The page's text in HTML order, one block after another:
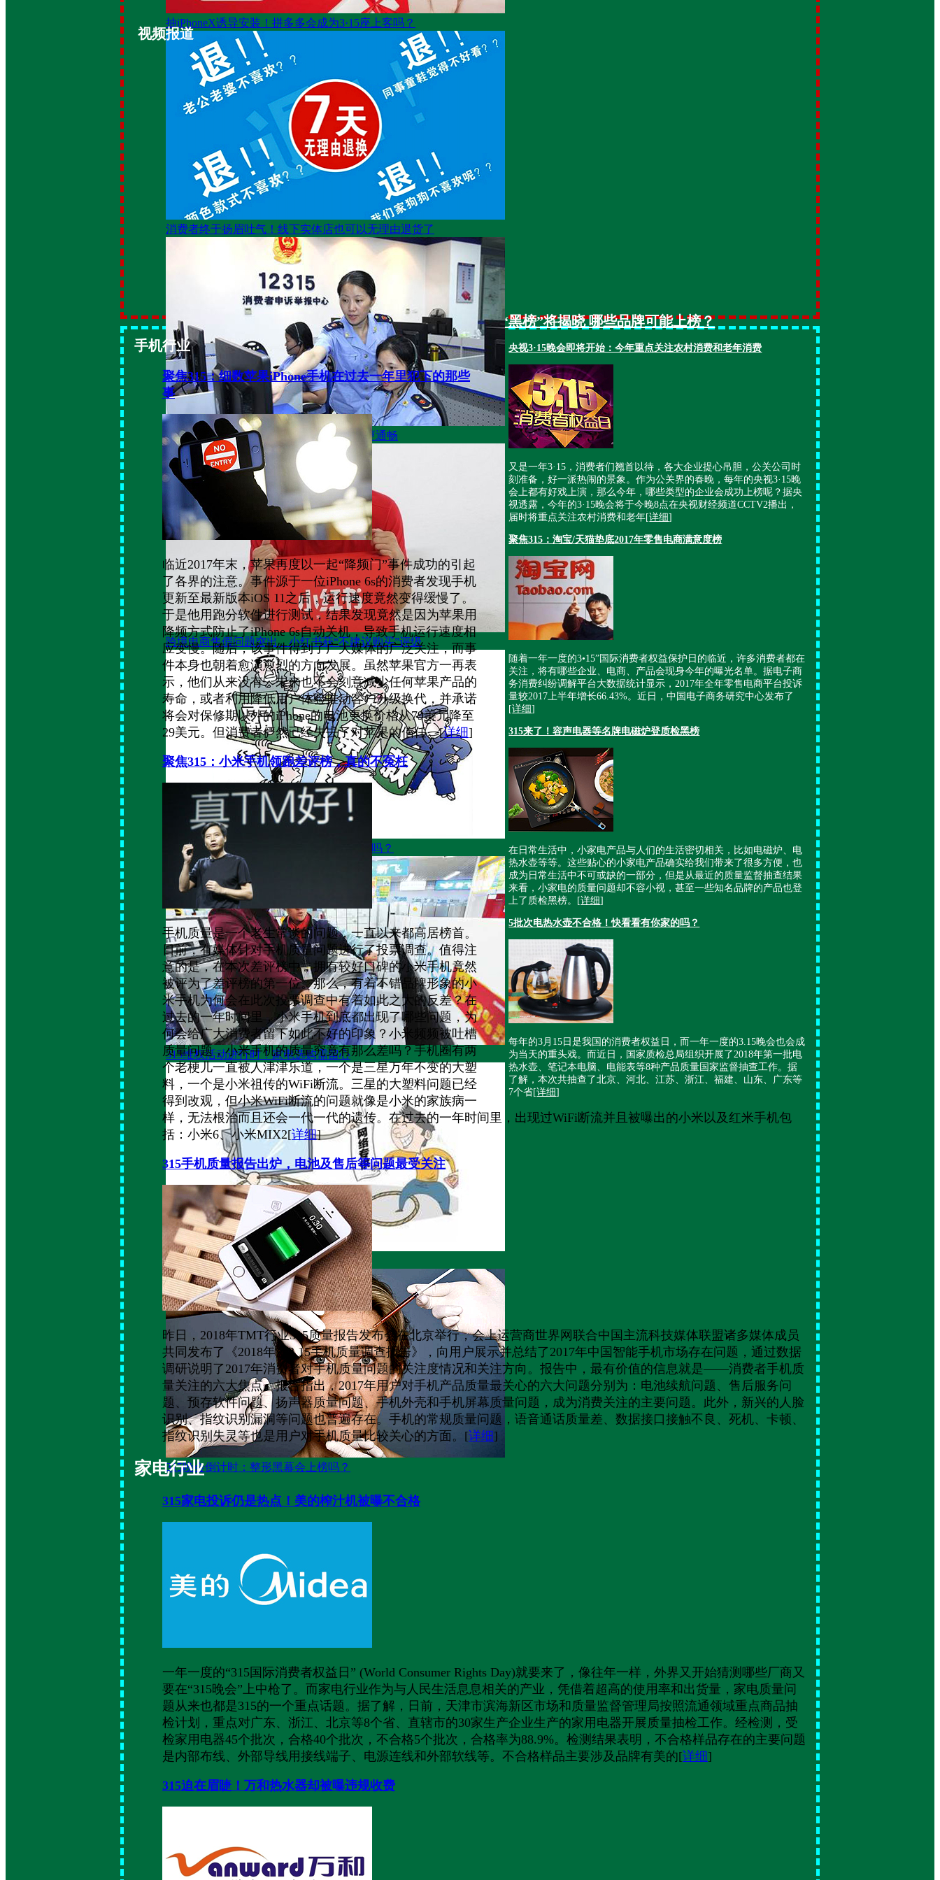
抽iPhoneX诱导安装！拼多多会成为3·15座上客吗？
消费者终于扬眉吐气！线下实体店也可以无理由退货了
聚焦3.15 ：12315平台大升级 投诉渠道将更通畅
跨境电商售假问题突出，小红书获“不建议购买”评级
聚焦315：生活中的“霸王条款”，你中招了吗？
315维权活动进行时！家电选购需留心
又到一年3.15，“电商专供版”家电有猫腻
315晚会倒计时：整形黑幕会上榜吗？
视频报道
315“黑榜”将揭晓 哪些品牌可能上榜？
央视3·15晚会即将开始：今年重点关注农村消费和老年消费
又是一年3·15，消费者们翘首以待，各大企业提心吊胆，公关公司时
刻准备，好一派热闹的景象。作为公关界的春晚，每年的央视3·15晚
会上都有好戏上演，那么今年，哪些类型的企业会成功上榜呢？据央
视透露，今年的3·15晚会将于今晚8点在央视财经频道CCTV2播出，
届时将重点关注农村消费和老年[详细]
聚焦315：淘宝/天猫垫底2017年零售电商满意度榜
随着一年一度的3•15”国际消费者权益保护日的临近，许多消费者都在
关注，将有哪些企业、电商、产品会现身今年的曝光名单。据电子商
务消费纠纷调解平台大数据统计显示，2017年全年零售电商平台投诉
量较2017上半年增长66.43%。近日，中国电子商务研究中心发布了
[详细]
315来了！容声电器等名牌电磁炉登质检黑榜
在日常生活中，小家电产品与人们的生活密切相关，比如电磁炉、电
热水壶等等。这些贴心的小家电产品确实给我们带来了很多方便，也
成为日常生活中不可或缺的一部分，但是从最近的质量监督抽查结果
来看，小家电的质量问题却不容小视，甚至一些知名品牌的产品也登
上了质检黑榜。[详细]
5批次电热水壶不合格！快看看有你家的吗？
每年的3月15日是我国的消费者权益日，而一年一度的3.15晚会也会成
为当天的重头戏。而近日，国家质检总局组织开展了2018年第一批电
热水壶、笔记本电脑、电能表等8种产品质量国家监督抽查工作。据
了解，本次共抽查了北京、河北、江苏、浙江、福建、山东、广东等
7个省[详细]
—— 曝光台
手机行业
聚焦315：细数苹果iPhone手机在过去一年里犯下的那些
事
临近2017年末，苹果再度以一起“降频门”事件成功的引起
了各界的注意。事件源于一位iPhone 6s的消费者发现手机
更新至最新版本iOS 11之后，运行速度竟然变得缓慢了。
于是他用跑分软件进行测试，结果发现竟然是因为苹果用
降频方式防止了iPhone 6s自动关机，导致手机运行速度相
应变慢。随后，该事件得到了广大媒体的广泛关注，而事
件本身也朝着愈演愈烈的方向发展。虽然苹果官方一再表
示，他们从来没有、未来也不会刻意减少任何苹果产品的
寿命，或者利用降低用户体验推动客户升级换代，并承诺
将会对保修期以外的iPhone的电池更换价格从79美元降至
29美元。但消费者俨然已经失去了对苹果的信任。[详细]
聚焦315：小米手机领跑差评榜，真的不冤枉
手机质量是一个老生常谈的问题，一直以来都高居榜首。
日前，有媒体针对手机质量问题进行了投票调查。值得注
意的是，在本次差评榜中，拥有较好口碑的小米手机竟然
被评为了差评榜的第一位。那么，有着不错品牌形象的小
米手机为何会在此次投票调查中有着如此之大的反差？在
过去的一年时间里，小米手机到底都出现了哪些问题，为
何会给广大消费者留下如此不好的印象？小米频频被吐槽
质量问题，小米手机的质量究竟有那么差吗？手机圈有两
个老梗儿一直被人津津乐道，一个是三星万年不变的大塑
料，一个是小米祖传的WiFi断流。三星的大塑料问题已经
得到改观，但小米WiFi断流的问题就像是小米的家族病一
样，无法根治而且还会一代一代的遗传。在过去的一年时间里，出现过WiFi断流并且被曝出的小米以及红米手机包
括：小米6、小米MIX2[详细]
315手机质量报告出炉，电池及售后等问题最受关注
昨日，2018年TMT行业315质量报告发布会在北京举行，会上运营商世界网联合中国主流科技媒体联盟诸多媒体成员
共同发布了《2018年度3.15手机质量调查报告》，向用户展示并总结了2017年中国智能手机市场存在问题，通过数据
调研说明了2017年消费者对手机质量问题的关注度情况和关注方向。报告中，最有价值的信息就是——消费者手机质
量关注的六大焦点。报告指出，2017年用户对手机产品质量最关心的六大问题分别为：电池续航问题、售后服务问
题、预存软件问题、扬声器质量问题、手机外壳和手机屏幕质量问题，成为消费关注的主要问题。此外，新兴的人脸
识别、指纹识别漏洞等问题也普遍存在。手机的常规质量问题，语音通话质量差、数据接口接触不良、死机、卡顿、
指纹识别失灵等也是用户对手机质量比较关心的方面。[详细 ]
家电行业
315家电投诉仍是热点！美的榨汁机被曝不合格
一年一度的“315国际消费者权益日” (World Consumer Rights Day)就要来了，像往年一样，外界又开始猜测哪些厂商又
要在“315晚会”上中枪了。而家电行业作为与人民生活息息相关的产业，凭借着超高的使用率和出货量，家电质量问
题从来也都是315的一个重点话题。据了解，日前，天津市滨海新区市场和质量监督管理局按照流通领域重点商品抽
检计划，重点对广东、浙江、北京等8个省、直辖市的30家生产企业生产的家用电器开展质量抽检工作。经检测，受
检家用电器45个批次，合格40个批次，不合格5个批次，合格率为88.9%。检测结果表明，不合格样品存在的主要问题
是内部布线、外部导线用接线端子、电源连线和外部软线等。不合格样品主要涉及品牌有美的[详细 ]
315迫在眉睫！万和热水器却被曝违规收费